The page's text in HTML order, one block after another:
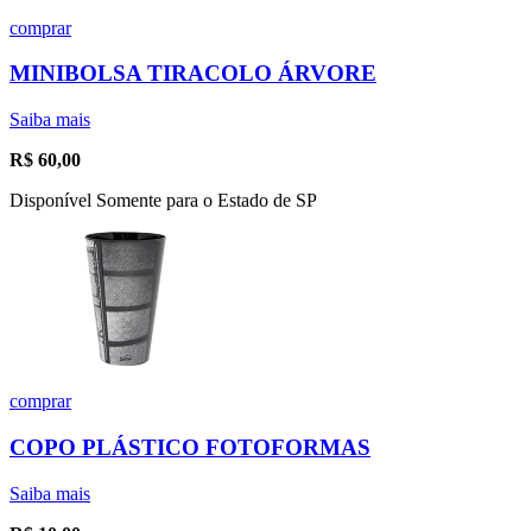
comprar
MINIBOLSA TIRACOLO ÁRVORE
Saiba mais
R$ 60,00
Disponível Somente para o Estado de SP
comprar
COPO PLÁSTICO FOTOFORMAS
Saiba mais